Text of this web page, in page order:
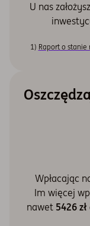
U nas
1) Raport o
Wpłacając
Im więcej
nawet 5426